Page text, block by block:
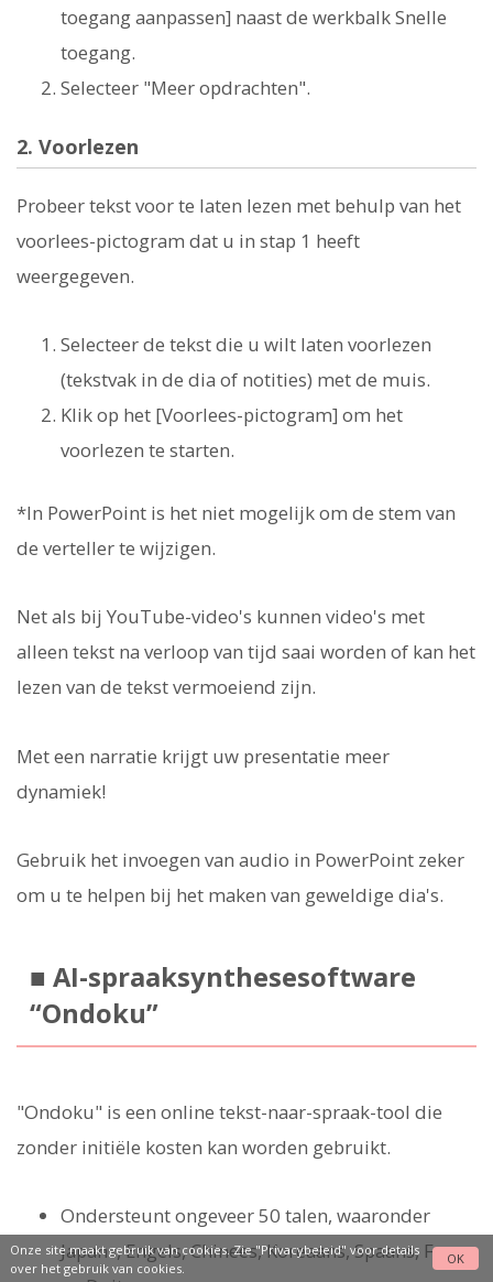
toegang aanpassen] naast de werkbalk Snelle
toegang.
Selecteer "Meer opdrachten".
2. Voorlezen
Probeer tekst voor te laten lezen met behulp van het
voorlees-pictogram dat u in stap 1 heeft
weergegeven.
Selecteer de tekst die u wilt laten voorlezen
(tekstvak in de dia of notities) met de muis.
Klik op het [Voorlees-pictogram] om het
voorlezen te starten.
*In PowerPoint is het niet mogelijk om de stem van
de verteller te wijzigen.
Net als bij YouTube-video's kunnen video's met
alleen tekst na verloop van tijd saai worden of kan het
lezen van de tekst vermoeiend zijn.
Met een narratie krijgt uw presentatie meer
dynamiek!
Gebruik het invoegen van audio in PowerPoint zeker
om u te helpen bij het maken van geweldige dia's.
■ AI-spraaksynthesesoftware
“Ondoku”
"Ondoku" is een online tekst-naar-spraak-tool die
zonder initiële kosten kan worden gebruikt.
Ondersteunt ongeveer 50 talen, waaronder
Japans, Engels, Chinees, Koreaans, Spaans, Frans
Onze site maakt gebruik van cookies. Zie"Privacybeleid" voor details
over het gebruik van cookies.
OK